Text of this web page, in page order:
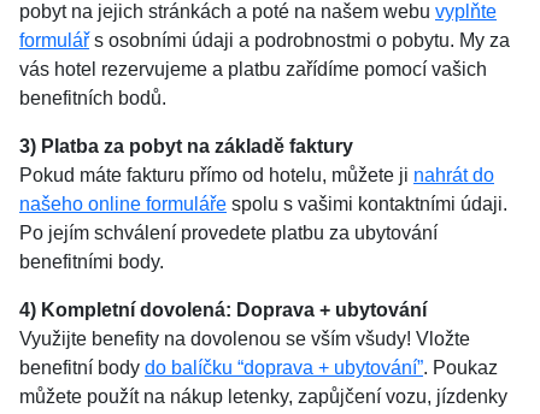
pobyt na jejich stránkách a poté na našem webu vyplňte
formulář s osobními údaji a podrobnostmi o pobytu. My za
vás hotel rezervujeme a platbu zařídíme pomocí vašich
benefitních bodů.
3) Platba za pobyt na základě faktury
Pokud máte fakturu přímo od hotelu, můžete ji nahrát do
našeho online formuláře spolu s vašimi kontaktními údaji.
Po jejím schválení provedete platbu za ubytování
benefitními body.
4) Kompletní dovolená: Doprava + ubytování
Využijte benefity na dovolenou se vším všudy! Vložte
benefitní body do balíčku “doprava + ubytování”. Poukaz
můžete použít na nákup letenky, zapůjčení vozu, jízdenky